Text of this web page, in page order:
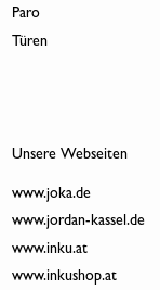
Paro
Türen
Unsere Webseiten
www.joka.de
www.jordan-kassel.de
www.inku.at
www.inkushop.at